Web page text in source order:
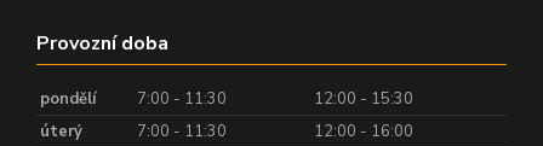
Provozní doba
pondělí 7:00 - 11:30
12:00 - 15:30
úterý
7:00 - 11:30
12:00 - 16:00